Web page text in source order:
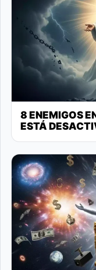
8 ENEMIGOS
ESTÁ